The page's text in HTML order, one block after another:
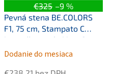
€325 –9 %
Pevná stena BE.COLORS
F1, 75 cm, Stampato C
bezpečnostné sklo - 6
mm, 499 blue vintage
Dodanie do mesiaca